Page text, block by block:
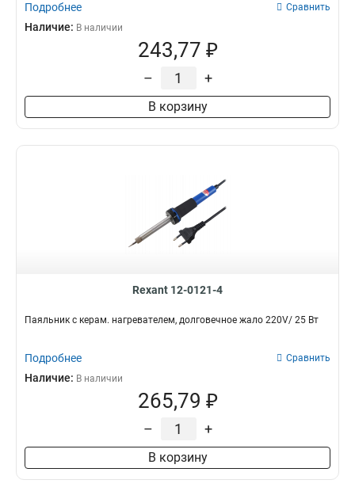
Подробнее Сравнить
Наличие: В наличии
243,77 ₽
– +
В корзину
Rexant 12-0121-4
Паяльник с керам. нагревателем, долговечное жало 220V/ 25 Вт
Подробнее Сравнить
Наличие: В наличии
265,79 ₽
– +
В корзину